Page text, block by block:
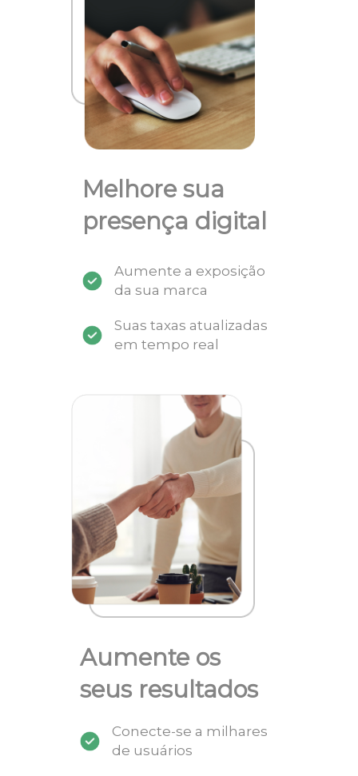
Melhore sua
presença digital
Aumente a exposição
da sua marca
Suas taxas atualizadas
em tempo real
Aumente os
seus resultados
Conecte-se a milhares
de usuários